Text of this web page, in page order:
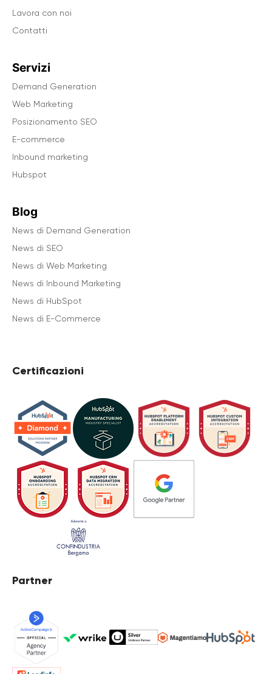
Lavora con noi
Contatti
Servizi
Demand Generation
Web Marketing
Posizionamento SEO
E-commerce
Inbound marketing
Hubspot
Blog
News di Demand Generation
News di SEO
News di Web Marketing
News di Inbound Marketing
News di HubSpot
News di E-Commerce
Certificazioni
Partner